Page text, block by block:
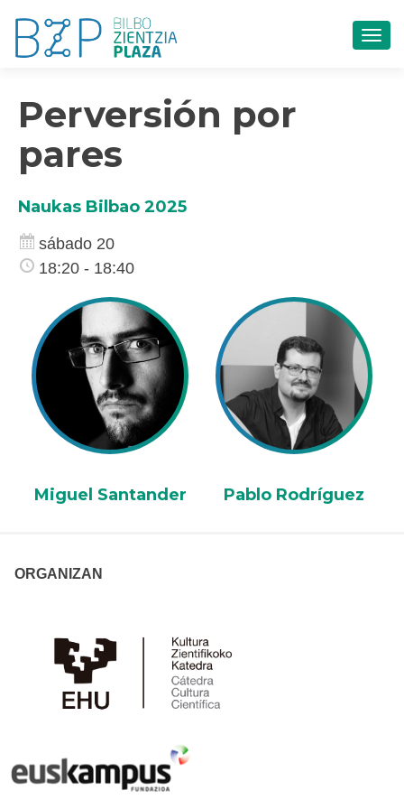
Perversión por
pares
Naukas Bilbao 2025
sábado 20
18:20 - 18:40
Miguel Santander Pablo Rodríguez
ORGANIZAN